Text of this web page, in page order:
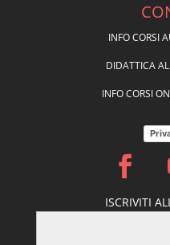
INFO CORSI
DIDATTICA
INFO CORSI
ISCRIVITI